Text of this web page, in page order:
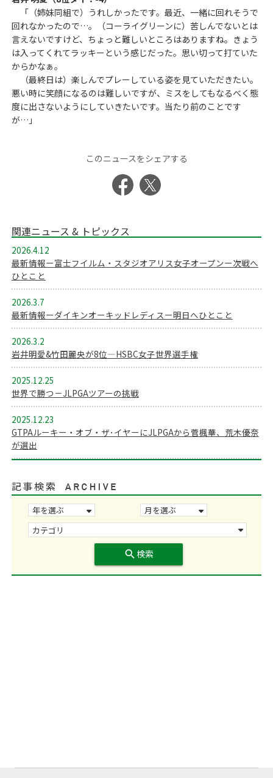
「（姉妹同組で）うれしかったです。最近、一緒に回れそうで
回れなかったので…。（コーライグリーンに）苦しんでないとは
言えないですけど、ちょっと難しいところはありますね。きょう
は入ってくれてラッキーという感じだった。思い切って打ていた
からかなぁ。
（最終日は）楽しんでプレーしている姿を見ていただきたい。
悪い時に笑顔になるのは難しいですが、ミスをしてもなるべく態
度に出さないようにしていきたいです。当たり前のことです
が…」
このニュースをシェアする
関連ニュース & トピックス
2026.4.12
最新情報ー富士フイルム・スタジオアリス女子オープンー次戦へ
ひとこと
2026.3.7
最新情報ーダイキンオーキッドレディスー明日へひとこと
2026.3.2
岩井明愛&竹田麗央が8位―HSBC女子世界選手権
2025.12.25
世界で勝つ－JLPGAツアーの挑戦
2025.12.23
GTPAルーキー・オブ・ザ･イヤーにJLPGAから菅楓華、荒木優奈
が選出
記事検索
search 検索